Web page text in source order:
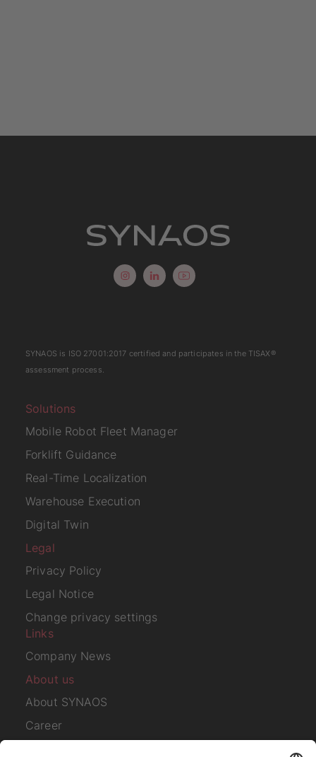
Solutions
Mobile Robot Fleet Manager
Forklift Guidance
Real-Time Localization
Warehouse Execution
Digital Twin
Legal
Privacy Policy
Legal Notice
Change privacy settings
Links
Company News
About us
About SYNAOS
Career
SYNAOS is ISO 27001:2017 certified and participates in the TISAX®
assessment process.